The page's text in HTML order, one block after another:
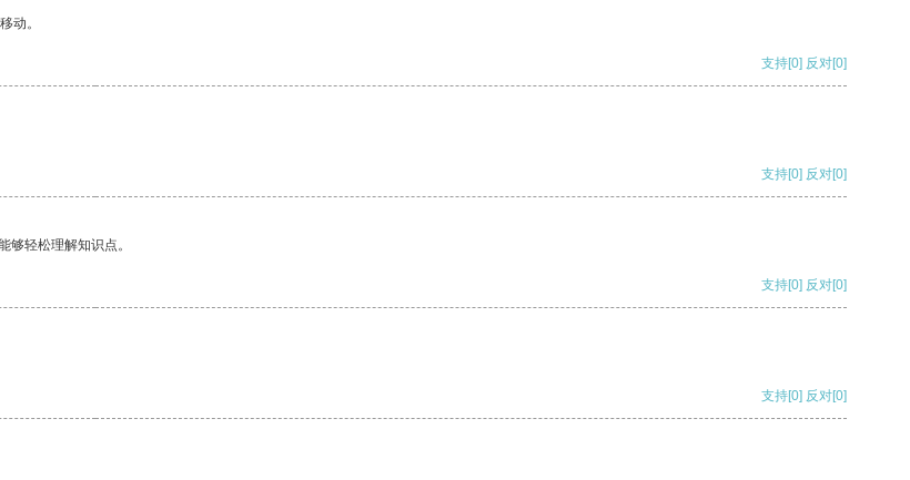
动。
支持[0] 反对[0]
支持[0] 反对[0]
轻松理解知识点。
支持[0] 反对[0]
支持[0] 反对[0]